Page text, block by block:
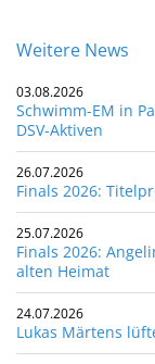
Weitere News
03.08.2026
Schwimm-EM in
DSV-Aktiven
26.07.2026
Finals 2026:
25.07.2026
Finals 2026:
alten Heimat
24.07.2026
Lukas Märtens